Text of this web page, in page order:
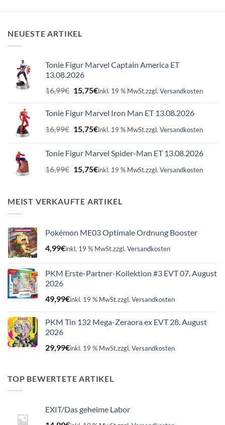
NEUESTE ARTIKEL
Tonie Figur Marvel Captain America ET
13.08.2026
16,99€ Ursprünglicher
Preis
16,99€
15,75€Aktueller
15,75€.
inkl. 19 % MwSt.zzgl. Versandkosten
Tonie Figur Marvel Iron Man ET 13.08.2026
16,99€ Ursprünglicher
Preis
16,99€
15,75€Aktueller
15,75€.
inkl. 19 % MwSt.zzgl. Versandkosten
Tonie Figur Marvel Spider-Man ET 13.08.2026
16,99€ Ursprünglicher
Preis
16,99€
15,75€Aktueller
15,75€.
inkl. 19 % MwSt.zzgl. Versandkosten
MEIST VERKAUFTE ARTIKEL
Pokémon ME03 Optimale Ordnung Booster
4,99€inkl. 19 % MwSt.zzgl. Versandkosten
PKM Erste-Partner-Kollektion #3 EVT 07. August
2026
49,99€inkl. 19 % MwSt.zzgl. Versandkosten
PKM Tin 132 Mega-Zeraora ex EVT 28. August
2026
29,99€inkl. 19 % MwSt.zzgl. Versandkosten
TOP BEWERTETE ARTIKEL
EXIT/Das geheime Labor